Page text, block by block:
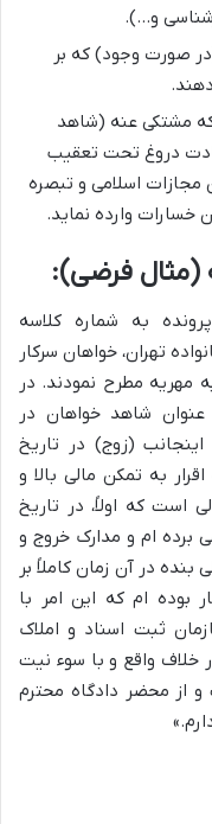
و…).
صورت وجود) که بر
مشتکی عنه (شاهد
دروغ تحت تعقیب
مطابق با ماده ۶۵۰ قانون مجازات اسلامی و تبصره
خسارات وارده نماید.
(مثال فرضی):
به شماره کلاسه
شعبه ۱۰۲ دادگاه خانواده تهران، خواهان سرکار
مهریه مطرح نمودند. در
به عنوان شاهد خواهان در
(زوج) در تاریخ
اقرار به تمکن مالی بالا و
است که اولاً، در تاریخ
برده ام و مدارک خروج و
در آن زمان کاملاً بر
بوده ام که این امر با
ثبت اسناد و املاک
خلاف واقع و با سوء نیت
از محضر دادگاه محترم